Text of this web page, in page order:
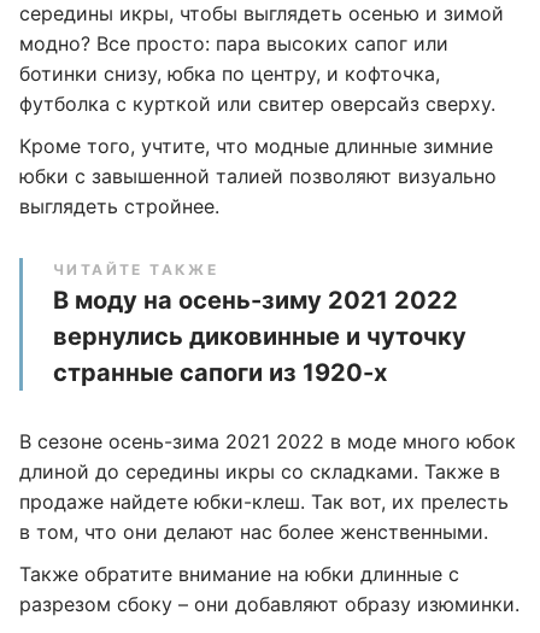
середины икры, чтобы выглядеть осенью и зимой
модно? Все просто: пара высоких сапог или
ботинки снизу, юбка по центру, и кофточка,
футболка с курткой или свитер оверсайз сверху.
Кроме того, учтите, что модные длинные зимние
юбки с завышенной талией позволяют визуально
выглядеть стройнее.
ЧИТАЙТЕ ТАКЖЕ
В моду на осень-зиму 2021 2022
вернулись диковинные и чуточку
странные сапоги из 1920-х
В сезоне осень-зима 2021 2022 в моде много юбок
длиной до середины икры со складками. Также в
продаже найдете юбки-клеш. Так вот, их прелесть
в том, что они делают нас более женственными.
Также обратите внимание на юбки длинные с
разрезом сбоку – они добавляют образу изюминки.